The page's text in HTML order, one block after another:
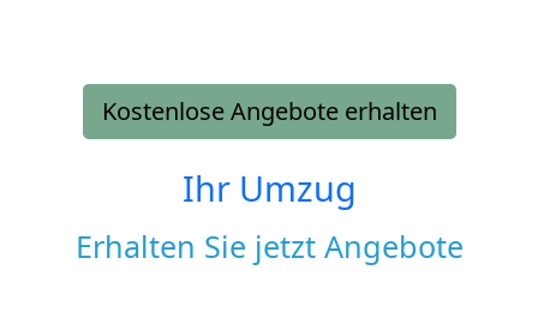
Kostenlose Angebote erhalten
Ihr Umzug
Erhalten Sie jetzt Angebote